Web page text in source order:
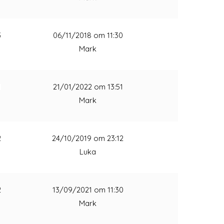
06/11/2018 om 11:30
Mark
21/01/2022 om 13:51
Mark
24/10/2019 om 23:12
Luka
13/09/2021 om 11:30
Mark